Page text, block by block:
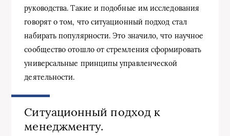
руководства. Такие и подобные им исследования
говорят о том, что ситуационный подход стал
набирать популярности. Это значило, что научное
сообщество отошло от стремления сформировать
универсальные принципы управленческой
деятельности.
Ситуационный подход к
менеджменту.